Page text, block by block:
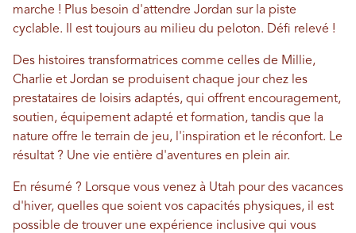
marche ! Plus besoin d'attendre Jordan sur la piste
cyclable. Il est toujours au milieu du peloton. Défi relevé !
Des histoires transformatrices comme celles de Millie,
Charlie et Jordan se produisent chaque jour chez les
prestataires de loisirs adaptés, qui offrent encouragement,
soutien, équipement adapté et formation, tandis que la
nature offre le terrain de jeu, l'inspiration et le réconfort. Le
résultat ? Une vie entière d'aventures en plein air.
En résumé ? Lorsque vous venez à Utah pour des vacances
d'hiver, quelles que soient vos capacités physiques, il est
possible de trouver une expérience inclusive qui vous